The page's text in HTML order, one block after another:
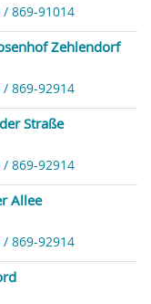
/ 869-91014
Zehlendorf
/ 869-92914
Straße
/ 869-92914
Allee
/ 869-92914